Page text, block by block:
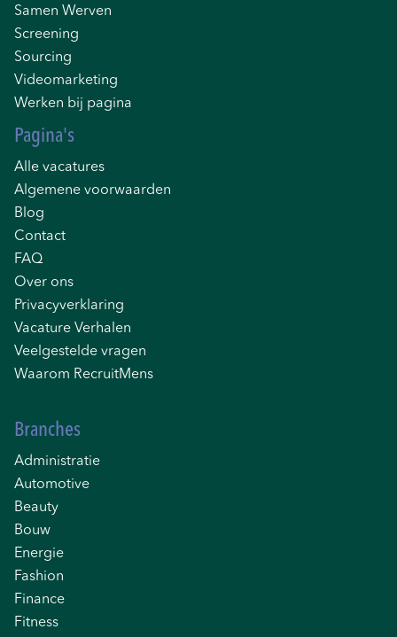
Samen Werven
Screening
Sourcing
Videomarketing
Werken bij pagina
Pagina's
Alle vacatures
Algemene voorwaarden
Blog
Contact
FAQ
Over ons
Privacyverklaring
Vacature Verhalen
Veelgestelde vragen
Waarom RecruitMens
Branches
Administratie
Automotive
Beauty
Bouw
Energie
Fashion
Finance
Fitness